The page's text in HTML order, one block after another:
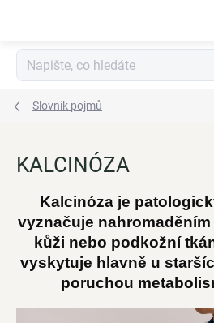
Slovník pojmů
KALCINÓZA
Kalcinóza je
vyznačuje
kůži nebo podkožní
vyskytuje hlavně u
poruchou